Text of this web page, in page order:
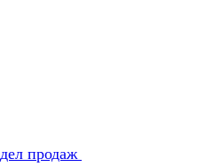
продаж